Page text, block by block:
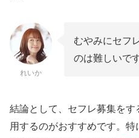
れいか
むやみにセフ
のは難しいです
結論として、セフレ募集をす
用するのがおすすめです。